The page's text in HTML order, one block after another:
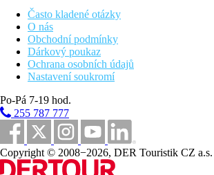
All inclusive
Snídaně, oběd a večeře formou
nebo menu
Alkoholické a nealkoholické nápoje
Šlapadla, kajaky, vybavení na
Děti
Hlídání dětí za poplatek.
Karty
Často kladené otázky
O nás
Obchodní podmínky
Dárkový poukaz
Ochrana osobních údajů
Nastavení soukromí
Po-Pá 7-19 hod.
255 787 777
Copyright © 2008−2026, DER Touristik CZ a.s.